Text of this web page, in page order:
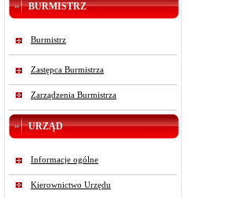
BURMISTRZ
Burmistrz
Zastępca Burmistrza
Zarządzenia Burmistrza
URZĄD
Informacje ogólne
Kierownictwo Urzędu